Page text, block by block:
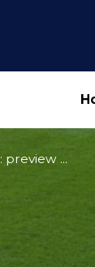
preview ...